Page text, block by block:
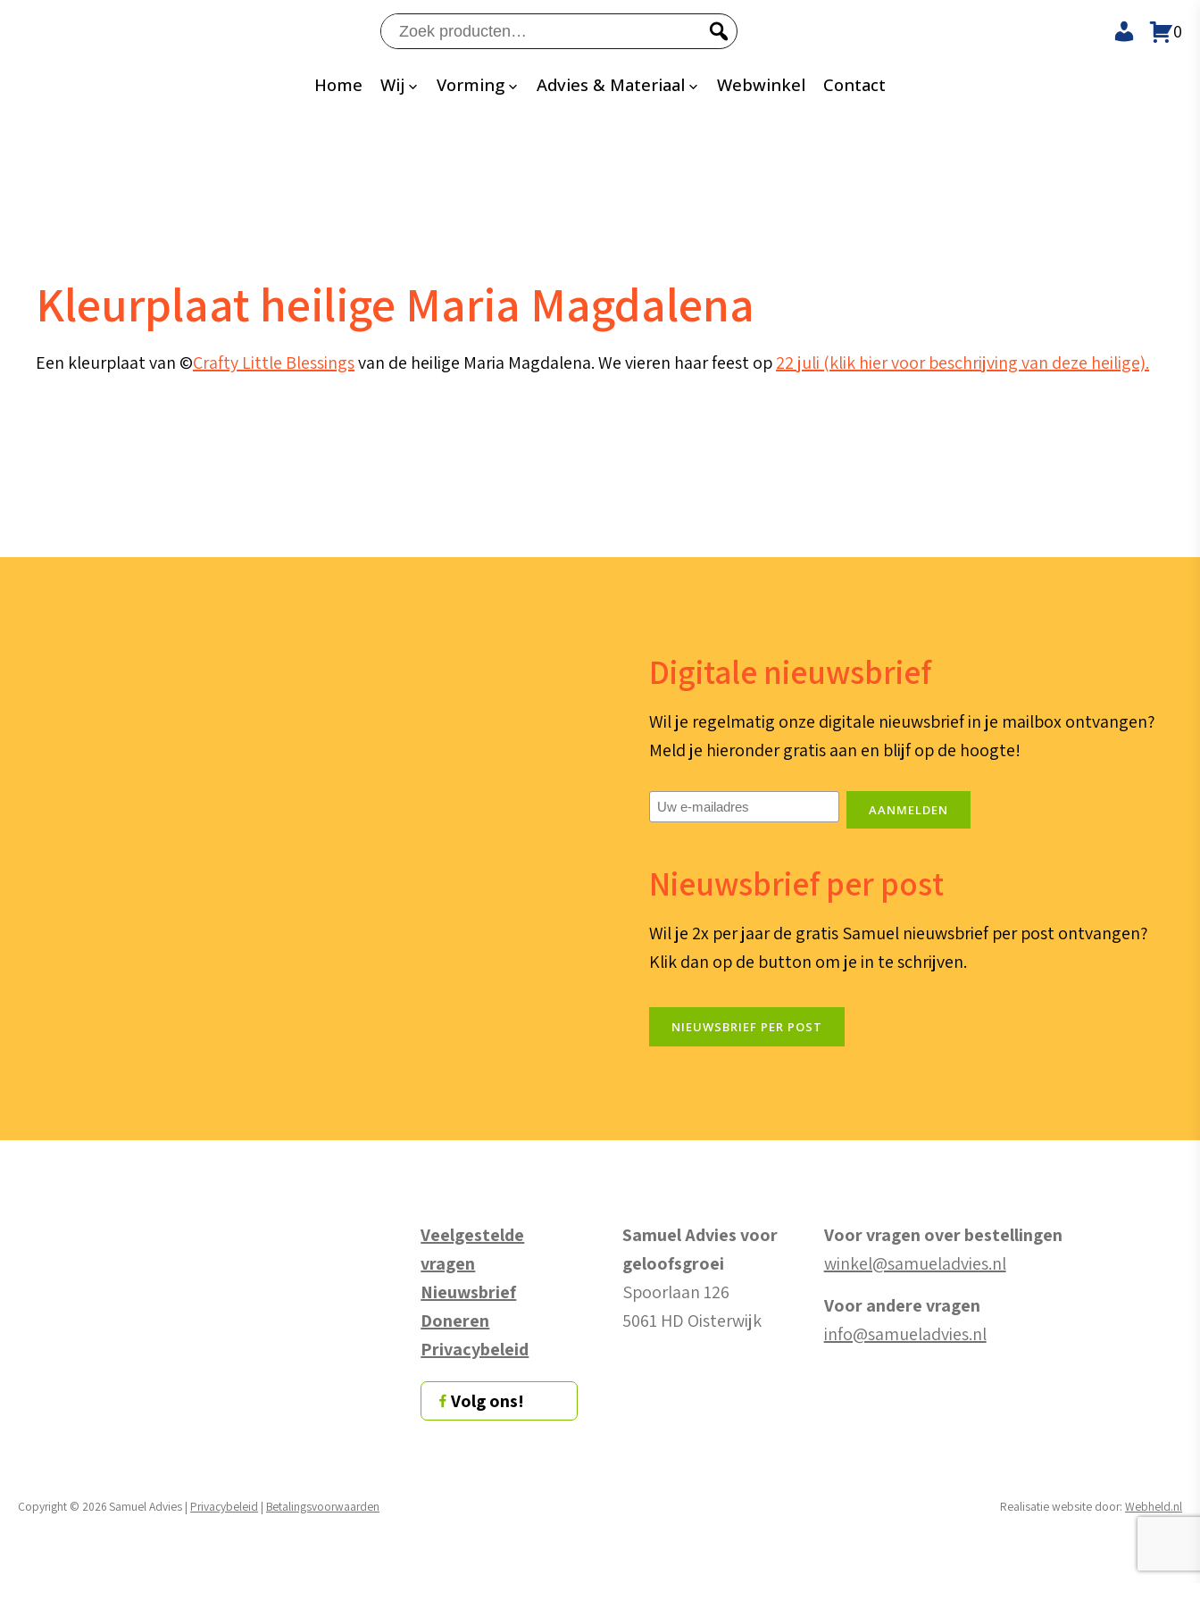
Zoeken
naar:
Home Wij Vorming Advies & Materiaal Webwinkel Contact
0
Kleurplaat heilige Maria Magdalena
Een kleurplaat van ©Crafty Little Blessingsvan de heilige Maria Magdalena. We vieren haar feest op22 juli (klik hier voor beschrijving van deze heilige).
Digitale nieuwsbrief
Wil je regelmatig onze digitale nieuwsbrief in je mailbox ontvangen?
Meld je hieronder gratis aan en blijf op de hoogte!
E-
mailadres(Vereist)
AANMELDEN
Nieuwsbrief per post
Wil je 2x per jaar de gratis Samuel nieuwsbrief per post ontvangen?
Klik dan op de button om je in te schrijven.
NIEUWSBRIEF PER POST
Veelgestelde
vragen
Nieuwsbrief
Doneren
Privacybeleid
Volg ons!
Samuel Advies voor
geloofsgroei
Spoorlaan 126
5061 HD Oisterwijk
Voor vragen over bestellingen
winkel@samueladvies.nl
Voor andere vragen
info@samueladvies.nl
Copyright © 2026 Samuel Advies | Privacybeleid | Betalingsvoorwaarden Realisatie website door: Webheld.nl